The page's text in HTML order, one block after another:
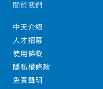
關於我們
中天介紹
人才招募
使用條款
隱私權條款
免責聲明